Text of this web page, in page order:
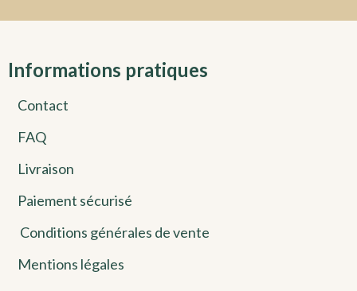
Informations pratiques
Contact
FAQ
Livraison
Paiement sécurisé
Conditions générales de vente
Mentions légales